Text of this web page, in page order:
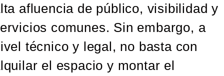
afluencia de público, visibilidad y
comunes. Sin embargo, a
técnico y legal, no basta con
el espacio y montar el